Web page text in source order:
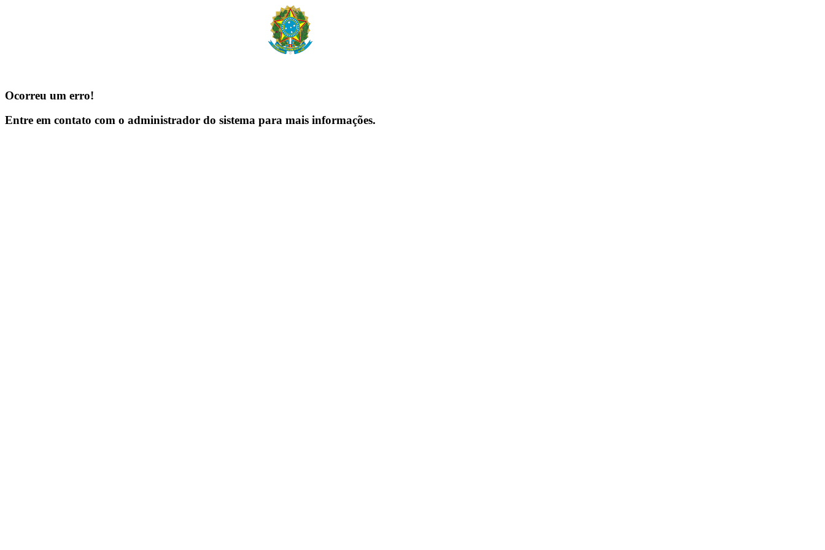
Ocorreu um erro!
Entre em contato com o administrador do sistema para mais informações.